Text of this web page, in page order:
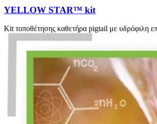
YELLOW STAR™ kit
Kit τοποθέτησης καθετήρα pigtail με υδρόφιλη